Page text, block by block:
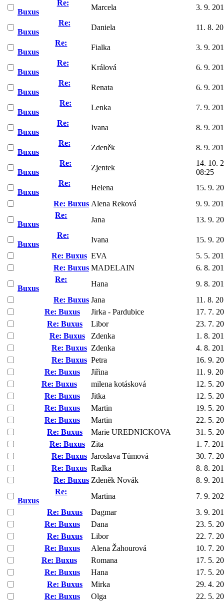
Re:
Buxus
Marcela
3. 9.
Re:
Buxus
Daniela
11. 8.
Re:
Buxus
Fialka
3. 9.
Re:
Buxus
Králová
6. 9.
Re:
Buxus
Renata
6. 9.
Re:
Buxus
Lenka
7. 9.
Re:
Buxus
Ivana
8. 9.
Re:
Buxus
Zdeněk
8. 9.
Re:
Buxus
Zjentek
14. 10.
08:25
Re:
Buxus
Helena
15. 9.
Re: Buxus Alena Reková
9. 9.
Re:
Buxus
Jana
13. 9.
Re:
Buxus
Ivana
15. 9.
Re: Buxus EVA
5. 5.
Re: Buxus MADELAIN
6. 8.
Re:
Buxus
Hana
9. 8.
Re: Buxus Jana
11. 8.
Re: Buxus
Jirka - Pardubice
17. 7.
Re: Buxus
Libor
23. 7.
Re: Buxus
Zdenka
1. 8.
Re: Buxus Zdenka
4. 8.
Re: Buxus Petra
16. 9.
Re: Buxus
Jiřina
11. 9.
Re: Buxus
milena kotásková
12. 5.
Re: Buxus
Jitka
12. 5.
Re: Buxus
Martin
19. 5.
Re: Buxus
Martin
22. 5.
Re: Buxus
Marie UREDNICKOVA
31. 5.
Re: Buxus
Zita
1. 7.
Re: Buxus Jaroslava Tůmová
30. 7.
Re: Buxus Radka
8. 8.
Re: Buxus Zdeněk Novák
8. 9.
Re:
Buxus
Martina
7. 9.
Re: Buxus
Dagmar
3. 9.
Re: Buxus
Dana
23. 5.
Re: Buxus
Libor
22. 7.
Re: Buxus
Alena Žahourová
10. 7.
Re: Buxus
Romana
17. 5.
Re: Buxus
Hana
17. 5.
Re: Buxus
Mirka
29. 4.
Re: Buxus
Olga
22. 5.